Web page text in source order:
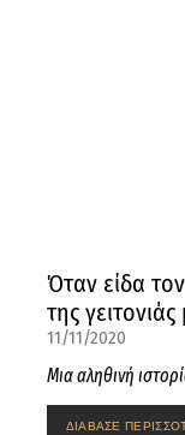
Όταν είδα
της
11/11/2020
Μια αληθινή
ΔΙΑΒΑΣΕ